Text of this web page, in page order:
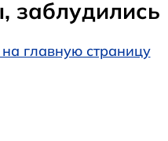
заблудились
главную страницу